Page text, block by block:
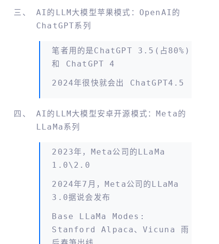
AI的LLM大模型苹果模式：OpenAI的
ChatGPT系列
笔者用的是ChatGPT 3.5(占80%)
和 ChatGPT 4
2024年很快就会出 ChatGPT4.5
AI的LLM大模型安卓开源模式：meta的
LLaMa系列
2023年，meta公司的LLaMa
1.0\2.0
2024年7月，meta公司的LLaMa
3.0据说会发布
Base LLaMa Modes:
Stanford Alpaca、Vicuna 雨